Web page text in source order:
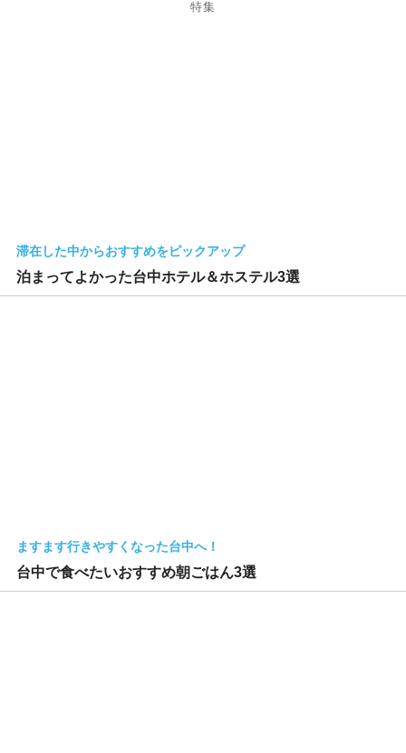
特集
滞在した中からおすすめをピックアップ
泊まってよかった台中ホテル＆ホステル3選
ますます行きやすくなった台中へ！
台中で食べたいおすすめ朝ごはん3選